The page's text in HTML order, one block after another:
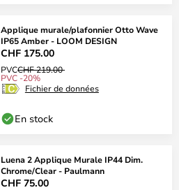
Applique murale/plafonnier Otto Wave
IP65 Amber - LOOM DESIGN
CHF 175.00
PVCCHF 219.00
PVC -20%
Fichier de données
En stock
Luena 2 Applique Murale IP44 Dim.
Chrome/Clear - Paulmann
CHF 75.00